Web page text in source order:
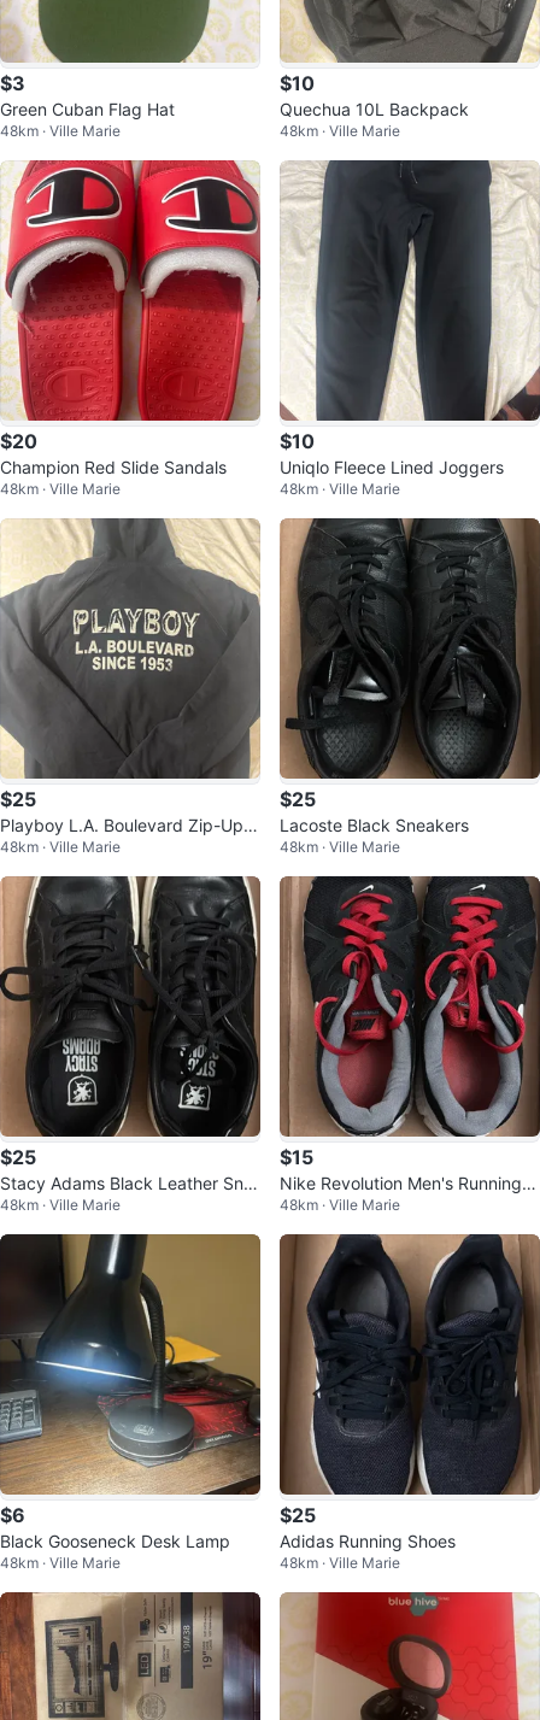
$3
Green Cuban Flag Hat
48km · Ville Marie
$10
Quechua 10L Backpack
48km · Ville Marie
$20
Champion Red Slide Sandals
48km · Ville Marie
$10
Uniqlo Fleece Lined Joggers
48km · Ville Marie
$25
Playboy L.A. Boulevard Zip-Up H
oodie
48km · Ville Marie
$25
Lacoste Black Sneakers
48km · Ville Marie
$25
Stacy Adams Black Leather Sne
akers
48km · Ville Marie
$15
Nike Revolution Men's Running S
hoes
48km · Ville Marie
$6
Black Gooseneck Desk Lamp
48km · Ville Marie
$25
Adidas Running Shoes
48km · Ville Marie